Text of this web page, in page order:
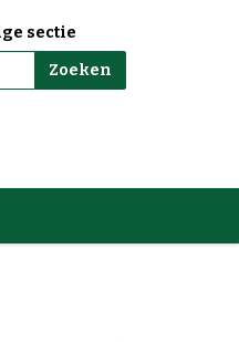
sectie